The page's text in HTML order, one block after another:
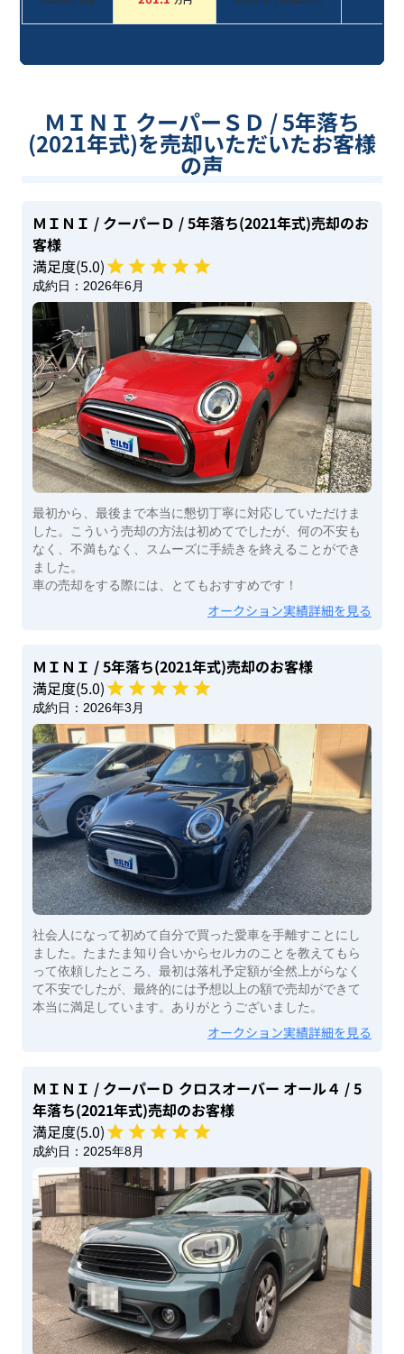
系
ＭＩＮＩ クーパーＳＤ / 5年落ち
(2021年式)を売却いただいたお客様
の声
ＭＩＮＩ / クーパーＤ / 5年落ち(2021年式)売却のお
客様
満足度(5.0)
成約日： 2026年6月
最初から、最後まで本当に懇切丁寧に対応していただけま
した。こういう売却の方法は初めてでしたが、何の不安も
なく、不満もなく、スムーズに手続きを終えることができ
ました。
車の売却をする際には、とてもおすすめです！
オークション実績詳細を見る
ＭＩＮＩ / 5年落ち(2021年式)売却のお客様
満足度(5.0)
成約日： 2026年3月
社会人になって初めて自分で買った愛車を手離すことにし
ました。たまたま知り合いからセルカのことを教えてもら
って依頼したところ、最初は落札予定額が全然上がらなく
て不安でしたが、最終的には予想以上の額で売却ができて
本当に満足しています。ありがとうございました。
オークション実績詳細を見る
ＭＩＮＩ / クーパーＤ クロスオーバー オール４ / 5
年落ち(2021年式)売却のお客様
満足度(5.0)
成約日： 2025年8月